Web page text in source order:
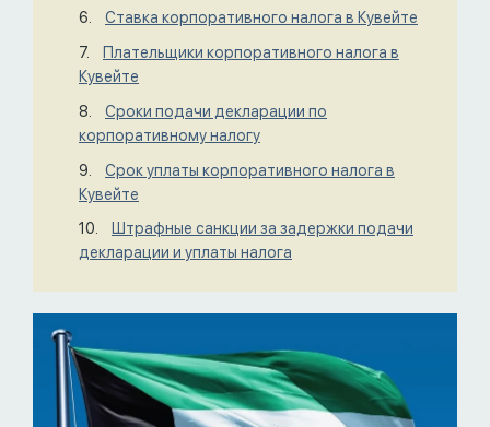
Ставка корпоративного налога в Кувейте
Плательщики корпоративного налога в
Кувейте
Сроки подачи декларации по
корпоративному налогу
Срок уплаты корпоративного налога в
Кувейте
Штрафные санкции за задержки подачи
декларации и уплаты налога